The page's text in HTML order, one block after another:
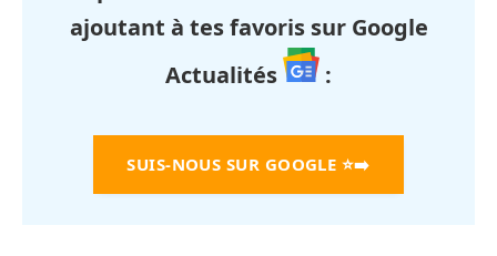
ajoutant à tes favoris sur Google
Actualités
:
SUIS-NOUS SUR GOOGLE ⭐➡️